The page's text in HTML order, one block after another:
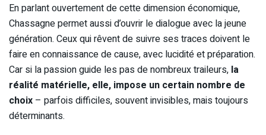
En parlant ouvertement de cette dimension économique,
Chassagne permet aussi d’ouvrir le dialogue avec la jeune
génération. Ceux qui rêvent de suivre ses traces doivent le
faire en connaissance de cause, avec lucidité et préparation.
Car si la passion guide les pas de nombreux traileurs, la
réalité matérielle, elle, impose un certain nombre de
choix – parfois difficiles, souvent invisibles, mais toujours
déterminants.